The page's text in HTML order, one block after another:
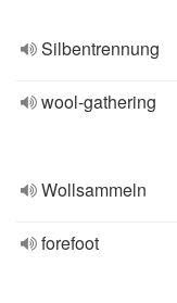
Silbentrennung
wool-gathering
Wollsammeln
forefoot